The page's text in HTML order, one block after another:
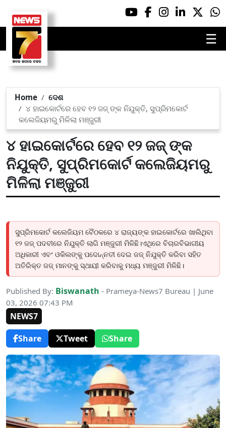
☰
Home
ଦେଶ
୪ ହାଇକୋର୍ଟରେ ହେବ ୧୨ ଜଜ୍ ଙ୍କ ନିଯୁକ୍ତି, ସୁପ୍ରିମକୋର୍ଟ
କଲେଜିୟମରୁ ମିଳିଲା ମଞ୍ଜୁରୀ
୪ ହାଇକୋର୍ଟରେ ହେବ ୧୨ ଜଜ୍ ଙ୍କ
ନିଯୁକ୍ତି, ସୁପ୍ରିମକୋର୍ଟ କଲେଜିୟମରୁ
ମିଳିଲା ମଞ୍ଜୁରୀ
ସୁପ୍ରିମକୋର୍ଟ କଲେଜିୟମ ବୈଠକରେ ୪ ରାଜ୍ୟଙ୍କ ହାଇକୋର୍ଟରେ ଖାଲିଥିବା
୧୨ ଜଜ୍ ପଦବୀରେ ନିଯୁକ୍ତି ଲାଗି ମଞ୍ଜୁରୀ ମିଳିଛି।ଏଥିରେ ବିଚାରବିଭାଗୀୟ
ଅଧିକାରୀ ଏବଂ ଓକିଲଙ୍କୁ ପଦୋନ୍ନତୀ ଦେଇ ଜଜ୍ ନିଯୁକ୍ତି କରିବା ସହିତ
ଅତିରିକ୍ତ ଜଜ୍ ମାନଙ୍କୁ ସ୍ଥାୟୀ କରିବାକୁ ମଧ୍ୟ ମଞ୍ଜୁରୀ ମିଳିଛି।
Published By: Biswanath - Prameya-News7 Bureau | June
03, 2026 07:43 PM
NEWS7
Share
Tweet Share